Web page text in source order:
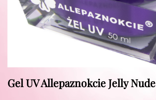
Gel UV Allepaznokcie Jelly